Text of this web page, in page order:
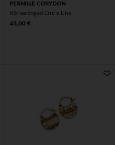
PERNILLE CORYDON
Kõrvarõngad Circle Line
Original Price
43,00 €